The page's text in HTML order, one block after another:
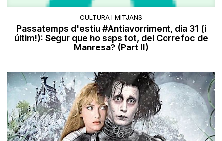
CULTURA I MITJANS
Passatemps d'estiu #Antiavorriment, dia 31 (i
últim!): Segur que ho saps tot, del Correfoc de
Manresa? (Part II)